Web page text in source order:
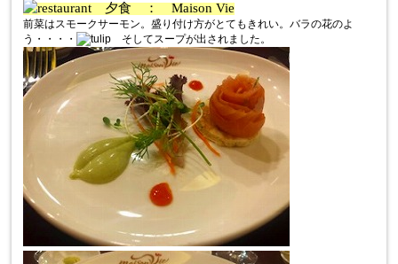
夕食 ： Maison Vie
前菜はスモークサーモン。盛り付け方がとてもきれい。バラの花のよ
う・・・・
そしてスープが出されました。